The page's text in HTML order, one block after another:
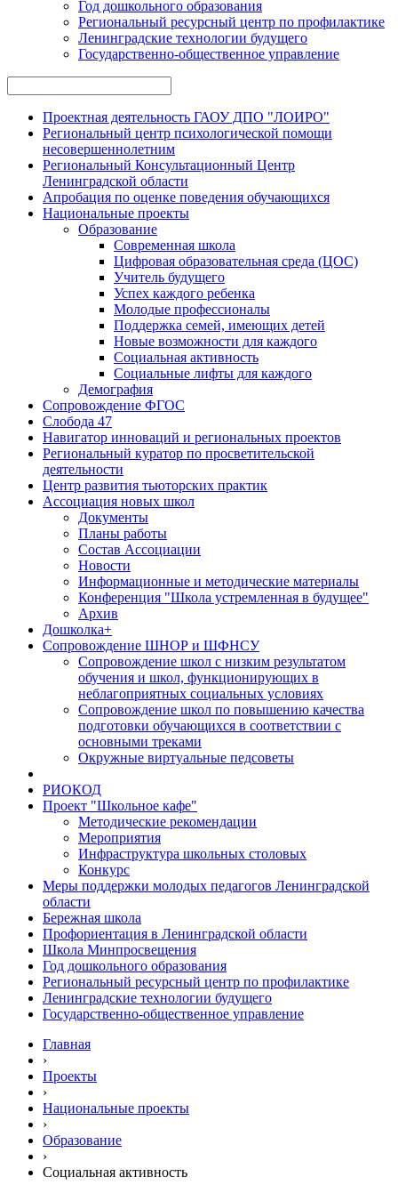
Год дошкольного образования
Региональный ресурсный центр по профилактике
Ленинградские технологии будущего
Государственно-общественное управление
Проектная деятельность ГАОУ ДПО "ЛОИРО"
Региональный центр психологической помощи
несовершеннолетним
Региональный Консультационный Центр
Ленинградской области
Апробация по оценке поведения обучающихся
Национальные проекты
Образование
Современная школа
Цифровая образовательная среда (ЦОС)
Учитель будущего
Успех каждого ребенка
Молодые профессионалы
Поддержка семей, имеющих детей
Новые возможности для каждого
Социальная активность
Социальные лифты для каждого
Демография
Сопровождение ФГОС
Слобода 47
Навигатор инноваций и региональных проектов
Региональный куратор по просветительской
деятельности
Центр развития тьюторских практик
Ассоциация новых школ
Документы
Планы работы
Состав Ассоциации
Новости
Информационные и методические материалы
Конференция "Школа устремленная в будущее"
Архив
Дошколка+
Сопровождение ШНОР и ШФНСУ
Сопровождение школ с низким результатом
обучения и школ, функционирующих в
неблагоприятных социальных условиях
Сопровождение школ по повышению качества
подготовки обучающихся в соответствии с
основными треками
Окружные виртуальные педсоветы
РИОКОД
Проект "Школьное кафе"
Методические рекомендации
Мероприятия
Инфраструктура школьных столовых
Конкурс
Меры поддержки молодых педагогов Ленинградской
области
Бережная школа
Профориентация в Ленинградской области
Школа Минпросвещения
Год дошкольного образования
Региональный ресурсный центр по профилактике
Ленинградские технологии будущего
Государственно-общественное управление
Главная
›
Проекты
›
Национальные проекты
›
Образование
›
Социальная активность